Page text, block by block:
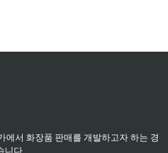
에서 화장품 판매를 개발하고자 하는 경